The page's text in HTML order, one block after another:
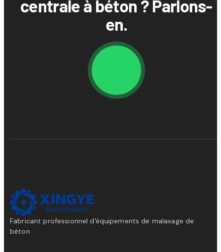
centrale à béton ? Parlons-
en.
Fabricant professionnel d'équipements de malaxage de
béton